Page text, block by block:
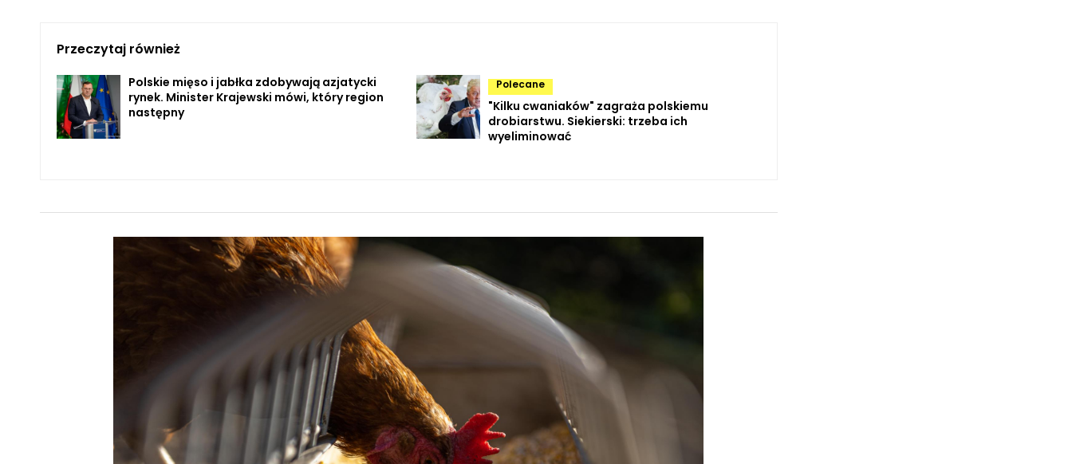
Przeczytaj również
Polskie mięso i jabłka zdobywają azjatycki
rynek. Minister Krajewski mówi, który region
następny
Polecane
"Kilku cwaniaków" zagraża polskiemu
drobiarstwu. Siekierski: trzeba ich
wyeliminować